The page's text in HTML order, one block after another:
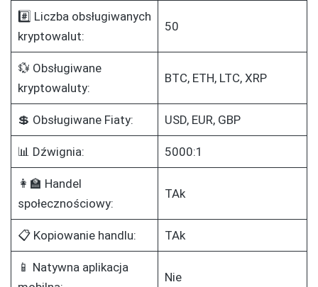
#️⃣ Liczba obsługiwanych
kryptowalut:
50
💱 Obsługiwane
kryptowaluty:
BTC, ETH, LTC, XRP
💲 Obsługiwane Fiaty: USD, EUR, GBP
📊 Dźwignia: 5000:1
👩‍🏫 Handel
społecznościowy:
TAk
📋 Kopiowanie handlu: TAk
📱 Natywna aplikacja
Nie